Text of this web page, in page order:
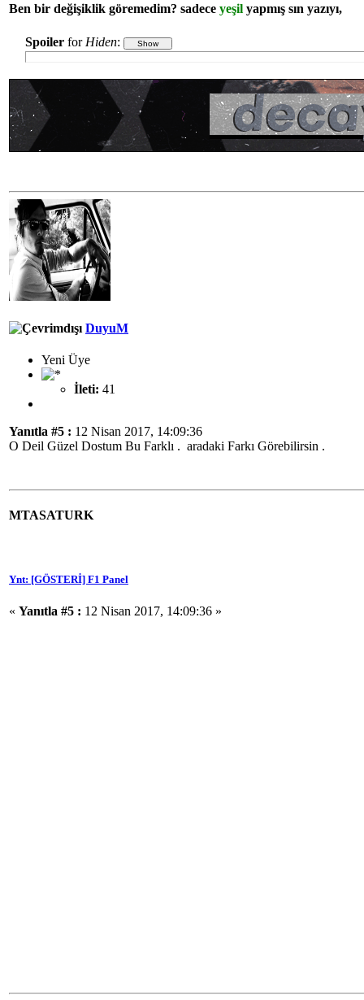
Ben bir değişiklik göremedim? sadece yeşil yapmış sın yazıyı,
Spoiler for Hiden:
DuyuM
Yeni Üye
İleti: 41
Yanıtla #5 : 12 Nisan 2017, 14:09:36
O Deil Güzel Dostum Bu Farklı . aradaki Farkı Görebilirsin .
MTASATURK
Ynt: [GÖSTERİ] F1 Panel
« Yanıtla #5 : 12 Nisan 2017, 14:09:36 »